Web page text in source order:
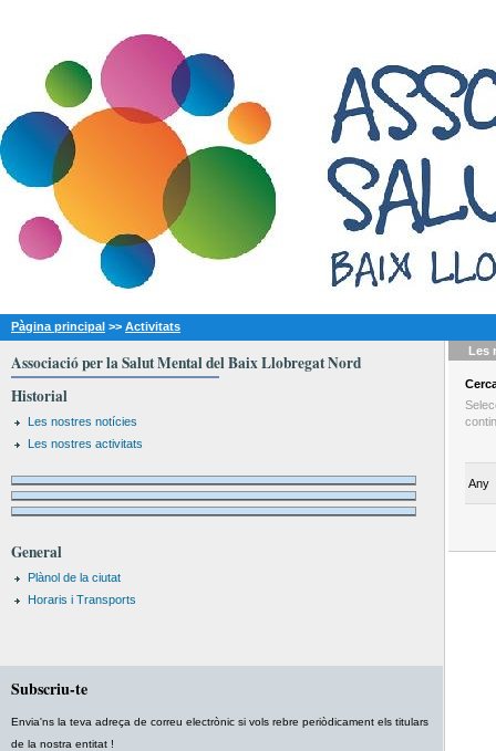
Pàgina principal >> Activitats
Associació per la Salut Mental del Baix Llobregat Nord
Historial
Les nostres notícies
Les nostres activitats
General
Plànol de la ciutat
Horaris i Transports
Subscriu-te
Envia'ns la teva adreça de correu electrònic si vols rebre periòdicament els titulars
de la nostra entitat !
Les
Any